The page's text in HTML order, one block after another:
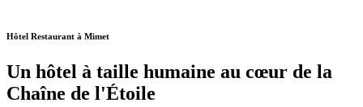
Hôtel Restaurant à Mimet
Un hôtel à taille humaine au cœur de la
Chaîne de l'Étoile